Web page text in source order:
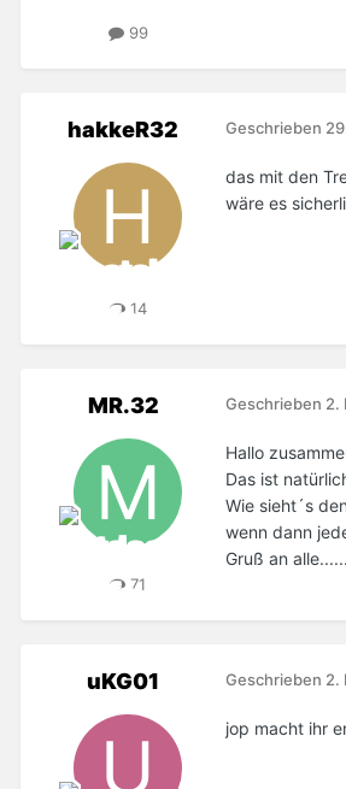
99
hakkeR32
14
Geschrieben
das mit den
wäre es
MR.32
71
Geschrieben 2.
Hallo
Das ist
Wie sieht´s
wenn dann
Gruß an
uKG01 Geschrieben 2.
jop macht ihr